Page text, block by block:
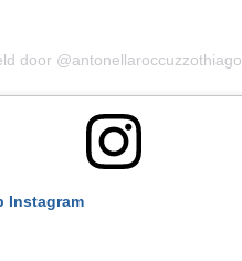
door @antonellaroccuzzothiago
Instagram